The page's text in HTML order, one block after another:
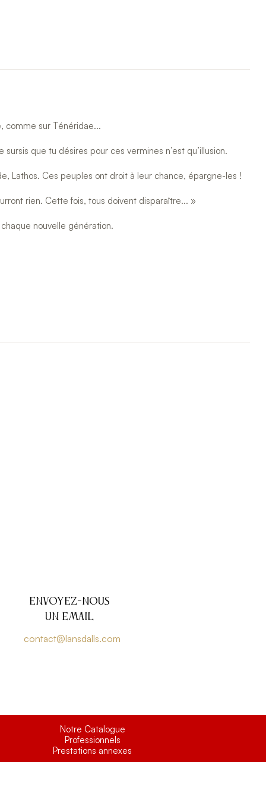
comme sur Ténéridae...
que tu désires pour ces vermines n’est qu’illusion.
Lathos. Ces peuples ont droit à leur chance, épargne-les !
rien. Cette fois, tous doivent disparaître... »
nouvelle génération.
Envoyez-nous
un email
contact@lansdalls.com
Notre Catalogue
Professionnels
Prestations annexes